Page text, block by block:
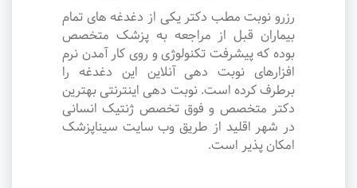
رزرو نوبت مطب دکتر یکی از دغدغه های تمام
بیماران قبل از مراجعه به پزشک متخصص
بوده که پیشرفت تکنولوژی و روی کار آمدن نرم
افزارهای نوبت دهی آنلاین این دغدغه را
برطرف کرده است. نوبت دهی اینترنتی بهترین
دکتر متخصص و فوق تخصص ژنتیک انسانی
در شهر اقلید از طریق وب سایت سیناپزشک
امکان پذیر است.